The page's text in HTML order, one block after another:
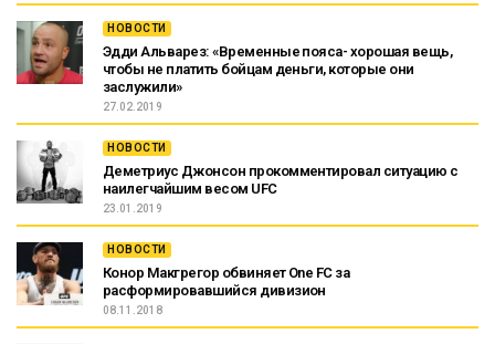
НОВОСТИ
Эдди Альварез: «Временные пояса- хорошая вещь,
чтобы не платить бойцам деньги, которые они
заслужили»
27.02.2019
НОВОСТИ
Деметриус Джонсон прокомментировал ситуацию с
наилегчайшим весом UFC
23.01.2019
НОВОСТИ
Конор Макгрегор обвиняет One FC за
расформировавшийся дивизион
08.11.2018